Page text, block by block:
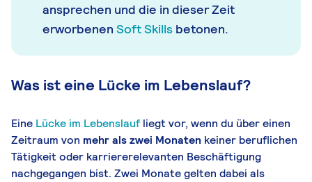
ansprechen und die in dieser Zeit
erworbenen Soft Skillsbetonen.
Was ist eine Lücke im Lebenslauf?
Eine Lücke im Lebenslauf liegt vor, wenn du über einen
Zeitraum von mehr als zwei Monaten keiner beruflichen
Tätigkeit oder karriererelevanten Beschäftigung
nachgegangen bist. Zwei Monate gelten dabei als